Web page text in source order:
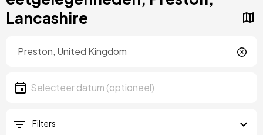
Lancashire
Datum
Selecteer een datum
Filters